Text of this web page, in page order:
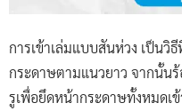
การเข้าเล่มแบบสันห่วง เป็นวิ
กระดาษตามแนวยาว จากนั้น
รูเพื่อยึดหน้ากระดาษทั้งหมดเ